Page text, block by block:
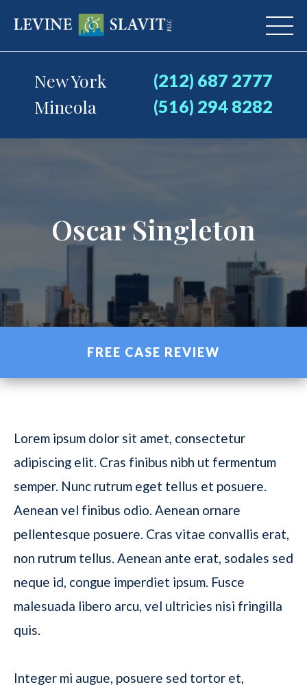
New York (212) 687 2777
Mineola (516) 294 8282
Oscar Singleton
FREE CASE REVIEW
Lorem ipsum dolor sit amet, consectetur
adipiscing elit. Cras finibus nibh ut fermentum
semper. Nunc rutrum eget tellus et posuere.
Aenean vel finibus odio. Aenean ornare
pellentesque posuere. Cras vitae convallis erat,
non rutrum tellus. Aenean ante erat, sodales sed
neque id, congue imperdiet ipsum. Fusce
malesuada libero arcu, vel ultricies nisi fringilla
quis.
Integer mi augue, posuere sed tortor et,